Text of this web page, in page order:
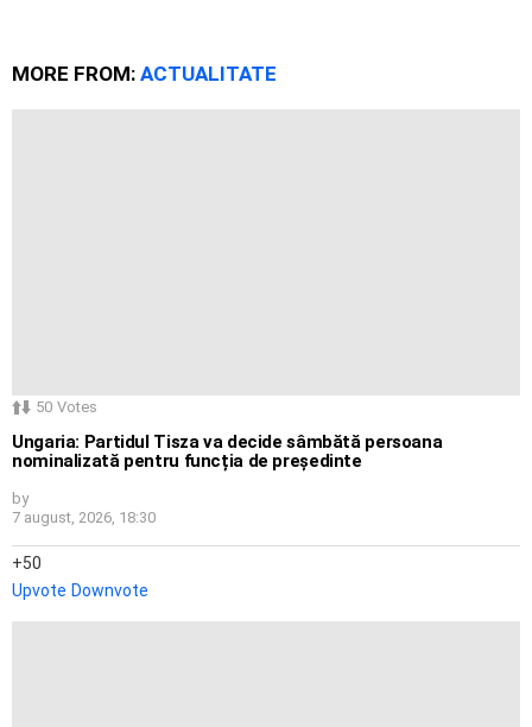
MORE FROM: ACTUALITATE
50 Votes
Ungaria: Partidul Tisza va decide sâmbătă persoana
nominalizată pentru funcția de președinte
by
7 august, 2026, 18:30
50
Upvote Downvote